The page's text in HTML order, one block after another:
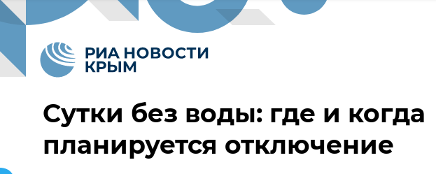
Сутки без воды: где и когда
планируется отключение